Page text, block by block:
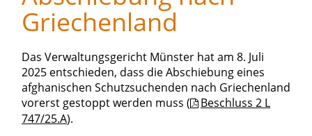
Griechenland
Das Verwaltungsgericht Münster hat am 8. Juli
2025 entschieden, dass die Abschiebung eines
afghanischen Schutzsuchenden nach Griechenland
vorerst gestoppt werden muss (
Beschluss 2 L
747/25.A).